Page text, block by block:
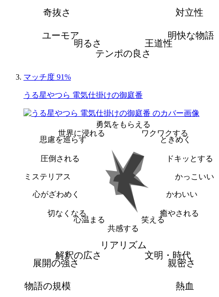
対立性
明快な物語
王道性
テンポの良さ
明るさ
ユーモア
奇抜さ
マッチ度 91%
うる星やつら 電気仕掛けの御庭番
勇気をもらえる
ワクワクする
ときめく
ドキッとする
かっこいい
かわいい
癒やされる
笑える
共感する
心温まる
切なくなる
心がざわめく
ミステリアス
圧倒される
思慮を巡らす
世界に浸れる
リアリズム
文明・時代
親密さ
熱血
物語の規模
展開の強さ
解釈の広さ